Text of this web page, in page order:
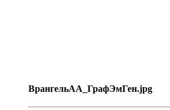
ВрангельАА_ГрафЭмГен.jpg